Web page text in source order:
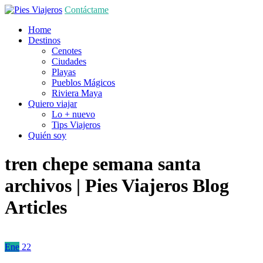
Contáctame
Home
Destinos
Cenotes
Ciudades
Playas
Pueblos Mágicos
Riviera Maya
Quiero viajar
Lo + nuevo
Tips Viajeros
Quién soy
tren chepe semana santa
archivos | Pies Viajeros Blog
Articles
Ene 22